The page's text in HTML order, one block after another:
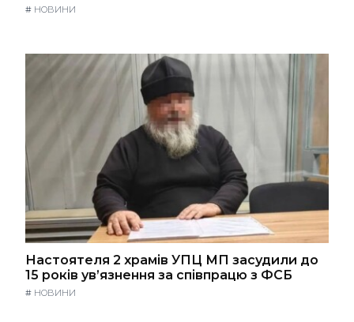
# НОВИНИ
Настоятеля 2 храмів УПЦ МП засудили до
15 років ув’язнення за співпрацю з ФСБ
# НОВИНИ